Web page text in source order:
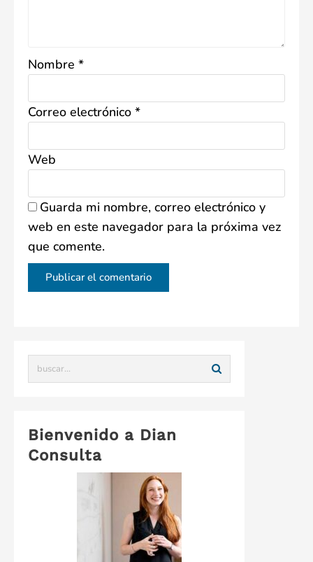
Nombre *
Correo electrónico *
Web
Guarda mi nombre, correo electrónico y
web en este navegador para la próxima vez
que comente.
Bienvenido a Dian
Consulta